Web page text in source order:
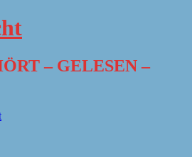
– GELESEN –